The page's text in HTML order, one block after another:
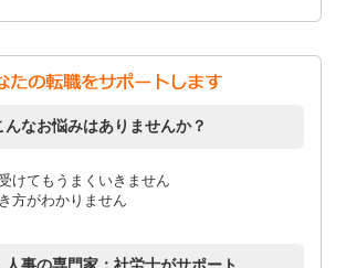
んなお悩みはありませんか？
けてもうまくいきません
方がわかりません